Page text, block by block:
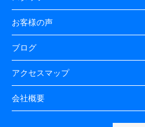
お客様の声
ブログ
アクセスマップ
会社概要